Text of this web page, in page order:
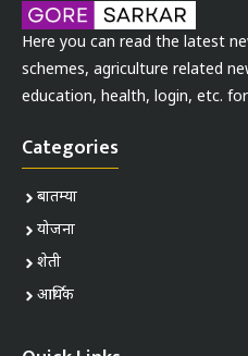
Here you can read the latest
schemes, agriculture related
education, health, login, etc.
Categories
बातम्या
योजना
शेती
आर्थिक